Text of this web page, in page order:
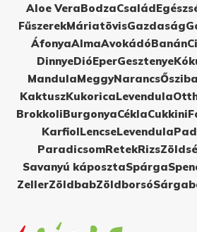
Aloe VeraBodzaCsalád
FűszerekMáriatövisGazdaság
ÁfonyaAlmaAvokádóBanán
DinnyeDióEperGesztenye
MandulaMeggyNarancs
KaktuszKukoricaLevendula
BrokkoliBurgonyaCéklaCukkini
KarfiolLencseLevendula
ParadicsomRetekRizs
Savanyú káposztaSpárga
ZellerZöldbabZöldborsó